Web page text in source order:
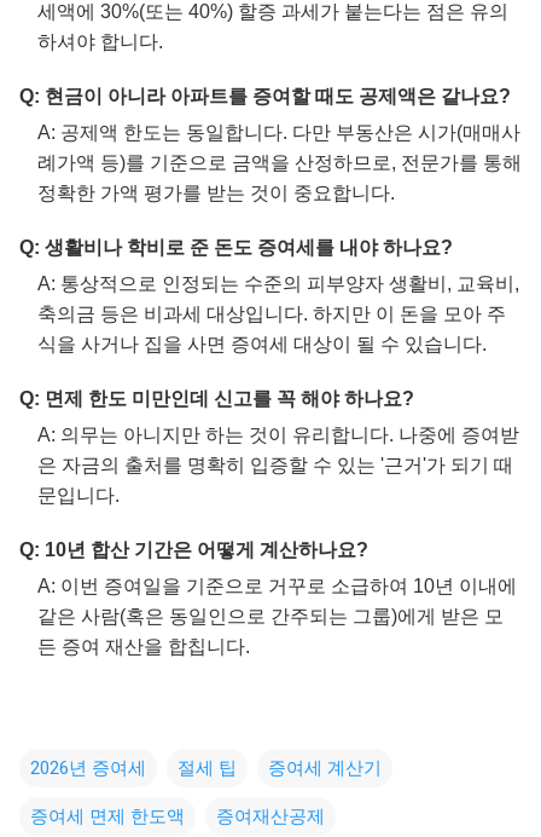
세액에 30%(또는 40%) 할증 과세가 붙는다는 점은 유의
하셔야 합니다.
Q: 현금이 아니라 아파트를 증여할 때도 공제액은 같나요?
A: 공제액 한도는 동일합니다. 다만 부동산은 시가(매매사
례가액 등)를 기준으로 금액을 산정하므로, 전문가를 통해
정확한 가액 평가를 받는 것이 중요합니다.
Q: 생활비나 학비로 준 돈도 증여세를 내야 하나요?
A: 통상적으로 인정되는 수준의 피부양자 생활비, 교육비,
축의금 등은 비과세 대상입니다. 하지만 이 돈을 모아 주
식을 사거나 집을 사면 증여세 대상이 될 수 있습니다.
Q: 면제 한도 미만인데 신고를 꼭 해야 하나요?
A: 의무는 아니지만 하는 것이 유리합니다. 나중에 증여받
은 자금의 출처를 명확히 입증할 수 있는 '근거'가 되기 때
문입니다.
Q: 10년 합산 기간은 어떻게 계산하나요?
A: 이번 증여일을 기준으로 거꾸로 소급하여 10년 이내에
같은 사람(혹은 동일인으로 간주되는 그룹)에게 받은 모
든 증여 재산을 합칩니다.
2026년 증여세 절세 팁 증여세 계산기
증여세 면제 한도액 증여재산공제